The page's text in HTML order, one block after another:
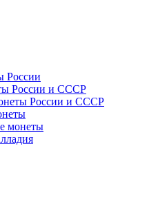
России
России и СССР
России и СССР
монеты